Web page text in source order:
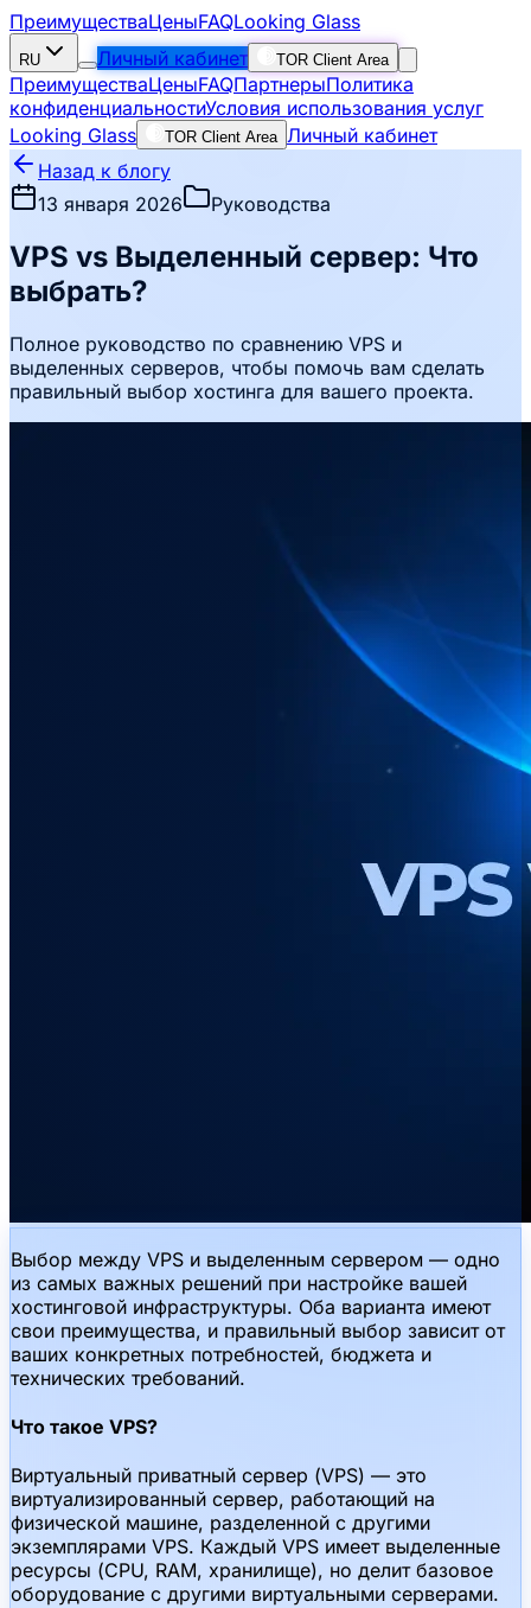
ПреимуществаЦеныFAQLooking Glass
RU Личный кабинет TOR Client Area
ПреимуществаЦеныFAQПартнерыПолитика
конфиденциальностиУсловия использования услуг
Looking Glass
TOR Client Area Личный кабинет
Назад к блогу
13 января 2026
Руководства
VPS vs Выделенный сервер: Что
выбрать?
Полное руководство по сравнению VPS и
выделенных серверов, чтобы помочь вам сделать
правильный выбор хостинга для вашего проекта.
Выбор между VPS и выделенным сервером — одно
из самых важных решений при настройке вашей
хостинговой инфраструктуры. Оба варианта имеют
свои преимущества, и правильный выбор зависит от
ваших конкретных потребностей, бюджета и
технических требований.
Что такое VPS?
Виртуальный приватный сервер (VPS) — это
виртуализированный сервер, работающий на
физической машине, разделенной с другими
экземплярами VPS. Каждый VPS имеет выделенные
ресурсы (CPU, RAM, хранилище), но делит базовое
оборудование с другими виртуальными серверами.